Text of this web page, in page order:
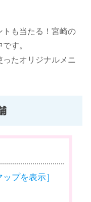
も当たる！宮崎の
す。
たオリジナルメニ
ップを表示］